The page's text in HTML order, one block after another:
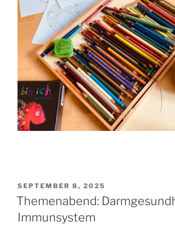
VERÖFFENTLICHT
AM
SEPTEMBER 8, 2025
Themenabend:
Immunsystem